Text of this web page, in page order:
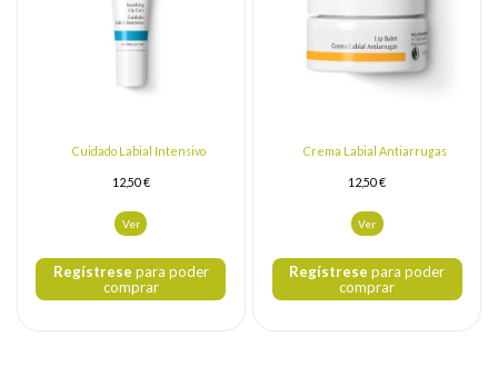
Cuidado Labial Intensivo
12,50 €
Ver
Regístrese para poder
comprar
Crema Labial Antiarrugas
12,50 €
Ver
Regístrese para poder
comprar